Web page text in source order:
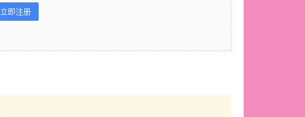
立即注册